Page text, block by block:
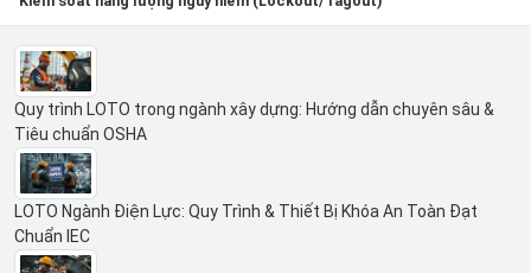
Quy trình LOTO trong ngành xây dựng: Hướng dẫn chuyên sâu &
Tiêu chuẩn OSHA
LOTO Ngành Điện Lực: Quy Trình & Thiết Bị Khóa An Toàn Đạt
Chuẩn IEC